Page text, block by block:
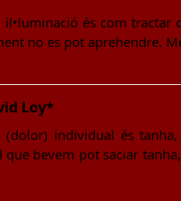
és com
no es pot aprehendre.
Loy*
individual és
que bevem pot saciar